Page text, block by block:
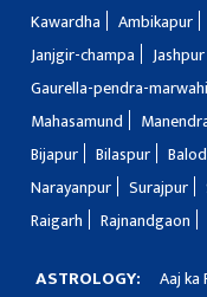
Kawardha
Ambikapur
Janjgir-champa
Jashpur
Gaurella-pendra-marwahi
Mahasamund
Bijapur
Bilaspur Balod
Narayanpur
Surajpur
Raigarh
Rajnandgaon
ASTROLOGY: Aaj ka